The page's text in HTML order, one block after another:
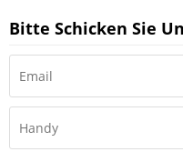
Bitte Schicken Sie